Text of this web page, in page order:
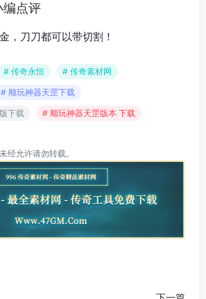
编点评
，刀刀都可以带切割！
# 传奇永恒
# 传奇素材网
# 顺玩神器天罡下载
下载
# 顺玩神器天罡版本 下载
经允许请勿转载。